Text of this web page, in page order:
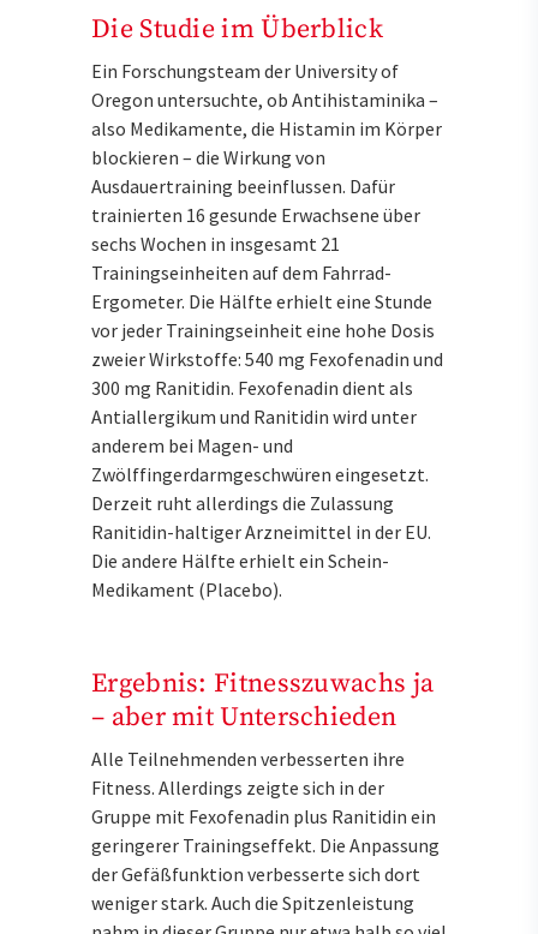
Die Studie im Überblick
Ein Forschungsteam der University of
Oregon untersuchte, ob Antihistaminika –
also Medikamente, die Histamin im Körper
blockieren – die Wirkung von
Ausdauertraining beeinflussen. Dafür
trainierten 16 gesunde Erwachsene über
sechs Wochen in insgesamt 21
Trainingseinheiten auf dem Fahrrad-
Ergometer. Die Hälfte erhielt eine Stunde
vor jeder Trainingseinheit eine hohe Dosis
zweier Wirkstoffe: 540 mg Fexofenadin und
300 mg Ranitidin. Fexofenadin dient als
Antiallergikum und Ranitidin wird unter
anderem bei Magen- und
Zwölffingerdarmgeschwüren eingesetzt.
Derzeit ruht allerdings die Zulassung
Ranitidin-haltiger Arzneimittel in der EU.
Die andere Hälfte erhielt ein Schein-
Medikament (Placebo).
Ergebnis: Fitnesszuwachs ja
– aber mit Unterschieden
Alle Teilnehmenden verbesserten ihre
Fitness. Allerdings zeigte sich in der
Gruppe mit Fexofenadin plus Ranitidin ein
geringerer Trainingseffekt. Die Anpassung
der Gefäßfunktion verbesserte sich dort
weniger stark. Auch die Spitzenleistung